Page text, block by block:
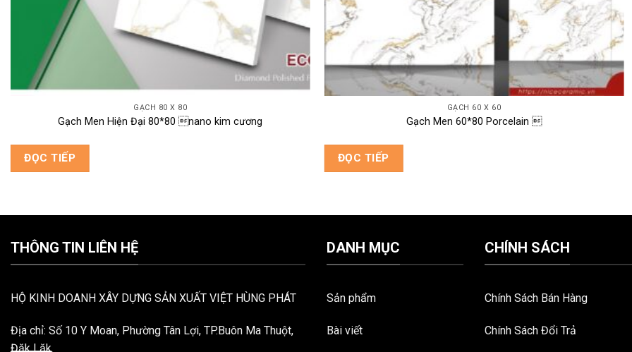
GẠCH 80 X 80
Gạch Men Hiện Đại 80*80 nano kim cương
ĐỌC TIẾP
GẠCH 60 X 60
Gạch Men 60*80 Porcelain 
ĐỌC TIẾP
THÔNG TIN LIÊN HỆ
HỘ KINH DOANH XÂY DỰNG SẢN XUẤT VIỆT HÙNG PHÁT
Địa chỉ: Số 10 Y Moan, Phường Tân Lợi, TP.Buôn Ma Thuột,
Đăk Lăk
DANH MỤC
Sản phẩm
Bài viết
CHÍNH SÁCH
Chính Sách Bán Hàng
Chính Sách Đổi Trả